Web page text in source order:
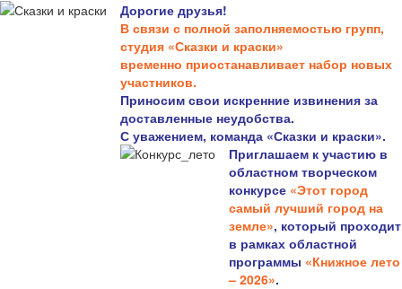
Дорогие друзья!
В связи с полной заполняемостью групп,
студия «Сказки и краски»
временно приостанавливает набор новых
участников.
Приносим свои искренние извинения за
доставленные неудобства.
С уважением, команда «Сказки и краски».
Приглашаем к участию в
областном творческом
конкурсе «Этот город
самый лучший город на
земле», который проходит
в рамках областной
программы «Книжное лето
– 2026».